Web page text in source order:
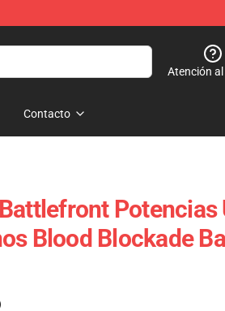
Atención
Contacto
Potencias
Blood Blockade